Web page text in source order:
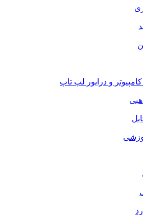
و درایور لپ تاپ